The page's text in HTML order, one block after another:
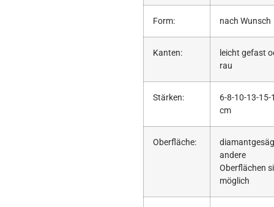
Form: nach Wunsch
Kanten:
leicht gefast
rau
Stärken:
6-8-10-13-15-
cm
Oberfläche:
andere
Oberflächen
möglich